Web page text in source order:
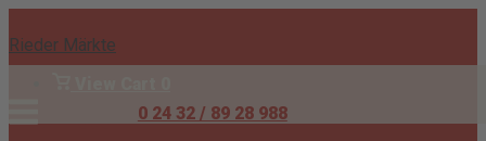
to
content
Rieder Märkte
cart
Anmelden
0 24 32 / 89 28 988